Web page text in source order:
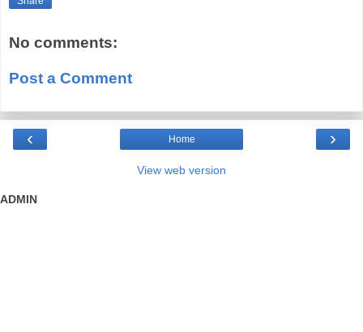
No comments:
Post a Comment
‹ ›
Home
View web version
ADMIN